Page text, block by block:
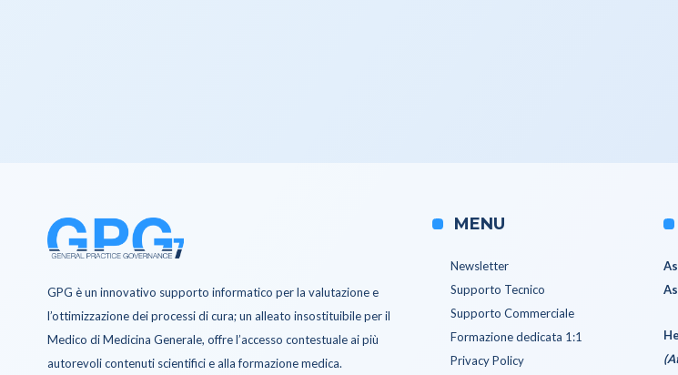
GPG è un innovativo supporto informatico per la valutazione e
l’ottimizzazione dei processi di cura; un alleato insostituibile per il
Medico di Medicina Generale, offre l’accesso contestuale ai più
autorevoli contenuti scientifici e alla formazione medica.
MENU
Newsletter
Supporto Tecnico
Supporto Commerciale
Formazione dedicata 1:1
Privacy Policy